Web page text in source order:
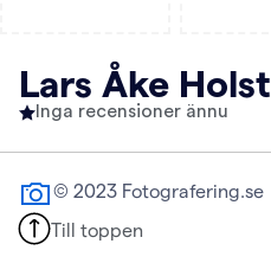
Lars Åke Holst
Inga recensioner ännu
© 2023 Fotografering.se
Till toppen